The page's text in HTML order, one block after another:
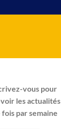
vous pour
les actualités
fois par semaine